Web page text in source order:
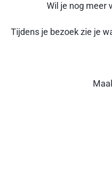
Wil je nog meer
Tijdens je bezoek zie je